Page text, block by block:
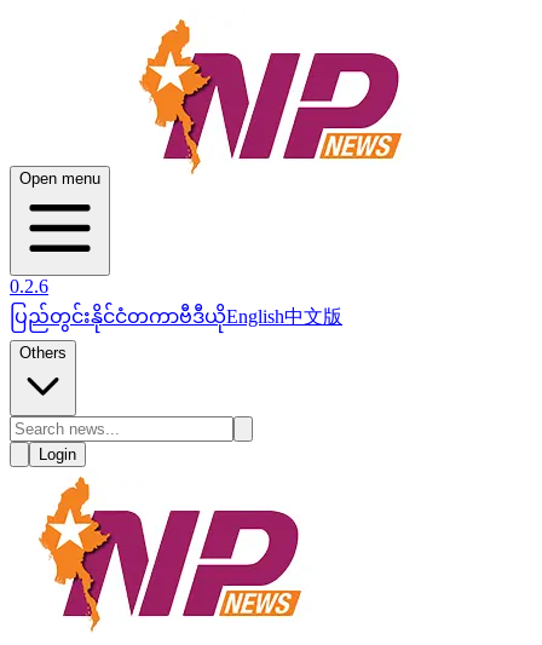
Open menu
0.2.6
ပြည်တွင်းနိုင်ငံတကာဗီဒီယိုEnglish中文版
Others
Login